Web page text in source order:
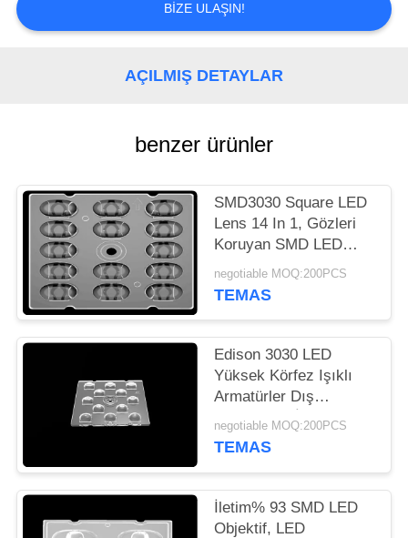
BIR
HARITASI
GIZLILIK
POLITIKASI
BIZE ULAŞIN!
AÇILMIŞ DETAYLAR
benzer ürünler
SMD3030 Square LED
Lens 14 In 1, Gözleri
Koruyan SMD LED
Lensler LED Sokak
Işığı
negotiable MOQ:200PCS
TEMAS
Edison 3030 LED
Yüksek Körfez Işıklı
Armatürler Dış
Aydınlatma İçin Lens
Simetrik Tasarım
negotiable MOQ:200PCS
TEMAS
İletim% 93 SMD LED
Objektif, LED